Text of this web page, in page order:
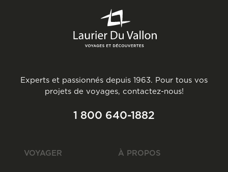
Experts et passionnés depuis 1963. Pour tous vos
projets de voyages, contactez-nous!
1 800 640-1882
VOYAGER À PROPOS